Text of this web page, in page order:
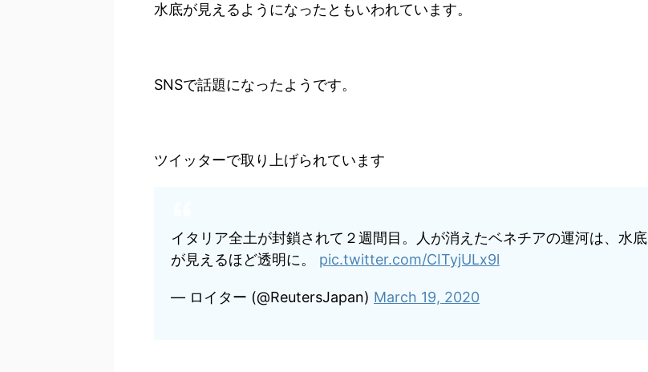
水底が見えるようになったともいわれています。
SNSで話題になったようです。
ツイッターで取り上げられています
イタリア全土が封鎖されて２週間目。人が消えたベネチアの運河は、水底
が見えるほど透明に。 pic.twitter.com/CITyjULx9l
— ロイター (@ReutersJapan) March 19, 2020